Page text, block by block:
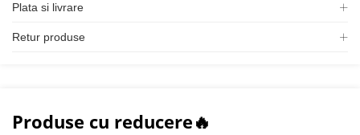
Plata si livrare
Retur produse
Produse cu reducere🔥